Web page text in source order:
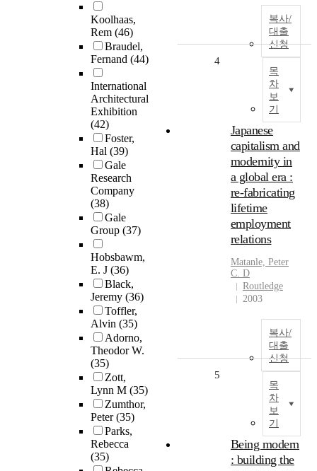
Koolhaas,
Rem (46)
Braudel,
Fernand (44)
International
Architectural
Exhibition
(42)
Foster,
Hal (39)
Gale
Research
Company
(38)
Gale
Group (37)
Hobsbawm,
E. J (36)
Black,
Jeremy (36)
Toffler,
Alvin (35)
Adorno,
Theodor W.
(35)
Zott,
Lynn M (35)
Zumthor,
Peter(35)
Parks,
Rebecca
(35)
복사/
대출
신청
목
차
보
기
4
Japanese
capitalism and
modernity in
a global era :
re-fabricating
lifetime
employment
relations
Matanle, Peter
C. D
Routledge
2003
복사/
대출
신청
목
차
보
기
5
Being modern
: building the